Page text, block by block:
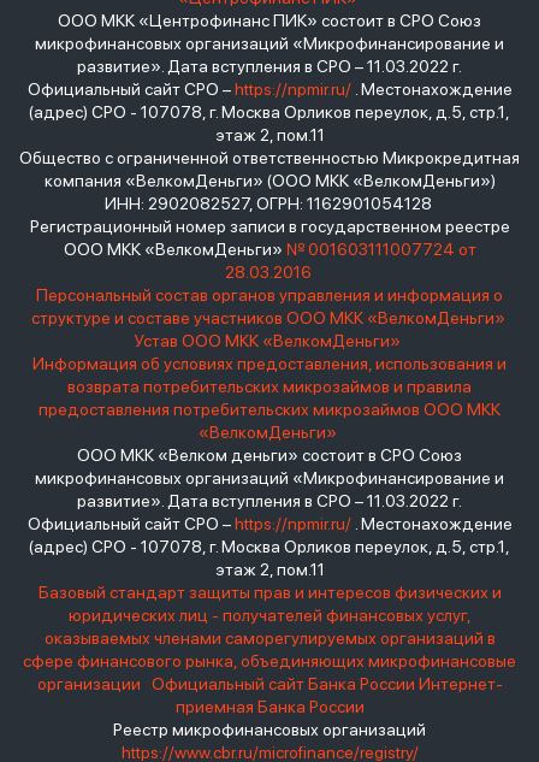
ООО МКК «Центрофинанс ПИК» состоит в СРО Союз
микрофинансовых организаций «Микрофинансирование и
развитие». Дата вступления в СРО – 11.03.2022 г.
Официальный сайт СРО –https://npmir.ru/. Местонахождение
(адрес) СРО - 107078, г. Москва Орликов переулок, д.5, стр.1,
этаж 2, пом.11
Общество с ограниченной ответственностью Микрокредитная
компания «ВелкомДеньги» (ООО МКК «ВелкомДеньги»)
ИНН: 2902082527, ОГРН: 1162901054128
Регистрационный номер записи в государственном реестре
ООО МКК «ВелкомДеньги» № 001603111007724 от
28.03.2016
Персональный состав органов управления и информация о
структуре и составе участников ООО МКК «ВелкомДеньги»
Устав ООО МКК «ВелкомДеньги»
Информация об условиях предоставления, использования и
возврата потребительских микрозаймов и правила
предоставления потребительских микрозаймов ООО МКК
«ВелкомДеньги»
ООО МКК «Велком деньги» состоит в СРО Союз
микрофинансовых организаций «Микрофинансирование и
развитие». Дата вступления в СРО – 11.03.2022 г.
Официальный сайт СРО –https://npmir.ru/. Местонахождение
(адрес) СРО - 107078, г. Москва Орликов переулок, д.5, стр.1,
этаж 2, пом.11
Базовый стандарт защиты прав и интересов физических и
юридических лиц - получателей финансовых услуг,
оказываемых членами саморегулируемых организаций в
сфере финансового рынка, объединяющих микрофинансовые
организации
Официальный сайт Банка России Интернет-
приемная Банка России
Реестр микрофинансовых организаций
https://www.cbr.ru/microfinance/registry/